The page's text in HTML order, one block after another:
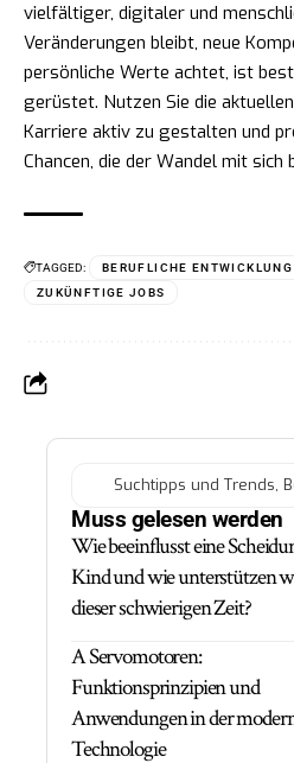
vielfältiger, digitaler und
Veränderungen bleibt, neue
persönliche Werte achtet, ist
gerüstet. Nutzen Sie die
Karriere aktiv zu gestalten und
Chancen, die der Wandel mit sich
TAGGED: BERUFLICHE ENTWICKLUNG
ZUKÜNFTIGE JOBS
Muss gelesen werden
Wie beeinflusst eine
Kind und wie unterstützen
dieser schwierigen Zeit?
A Servomotoren:
Funktionsprinzipien und
Anwendungen in der
Technologie